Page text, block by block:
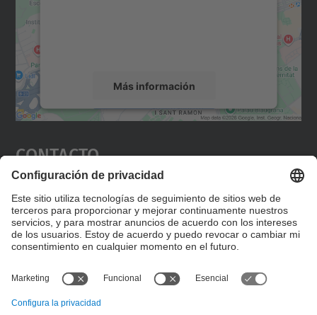
Más información
Aceptar
powered by
Contacto
Editad en la página "Contacto personalizado", que
encontraréis en la raíz de español, vuestros datos
personalizados de contacto.
Formulario de contacto